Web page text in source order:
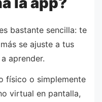
bastante sencilla: te
se ajuste a tus
aprender.
físico o simplemente
virtual en pantalla,